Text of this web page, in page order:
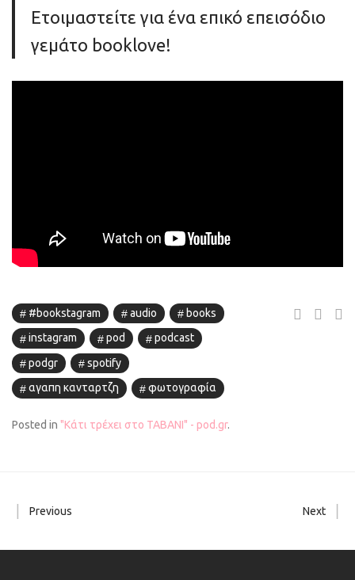
Ετοιμαστείτε για ένα επικό επεισόδιο
γεμάτο booklove!
#bookstagram audio
books
instagram
pod
podcast
podgr
spotify
αγαπη κανταρτζη
φωτογραφία
Posted in "Κάτι τρέχει στο ΤΑΒΑΝΙ" - pod.gr.
Previous Next